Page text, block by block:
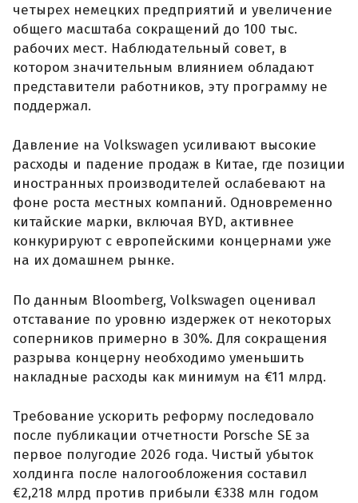
четырех немецких предприятий и увеличение
общего масштаба сокращений до 100 тыс.
рабочих мест. Наблюдательный совет, в
котором значительным влиянием обладают
представители работников, эту программу не
поддержал.
Давление на Volkswagen усиливают высокие
расходы и падение продаж в Китае, где позиции
иностранных производителей ослабевают на
фоне роста местных компаний. Одновременно
китайские марки, включая BYD, активнее
конкурируют с европейскими концернами уже
на их домашнем рынке.
По данным Bloomberg, Volkswagen оценивал
отставание по уровню издержек от некоторых
соперников примерно в 30%. Для сокращения
разрыва концерну необходимо уменьшить
накладные расходы как минимум на €11 млрд.
Требование ускорить реформу последовало
после публикации отчетности Porsche SE за
первое полугодие 2026 года. Чистый убыток
холдинга после налогообложения составил
€2,218 млрд против прибыли €338 млн годом